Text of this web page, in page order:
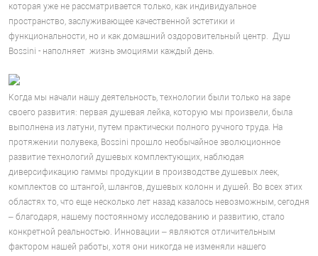
которая уже не рассматривается только, как индивидуальное
пространство, заслуживающее качественной эстетики и
функциональности, но и как домашний оздоровительный центр. Душ
Bossini - наполняет жизнь эмоциями каждый день.
Когда мы начали нашу деятельность, технологии были только на заре
своего развития: первая душевая лейка, которую мы произвели, была
выполнена из латуни, путем практически полного ручного труда. На
протяжении полувека, Bossini прошло необычайное эволюционное
развитие технологий душевых комплектующих, наблюдая
диверсификацию гаммы продукции в производстве душевых леек,
комплектов со штангой, шлангов, душевых колонн и душей. Во всех этих
областях то, что еще несколько лет назад казалось невозможным, сегодня
– благодаря, нашему постоянному исследованию и развитию, стало
конкретной реальностью. Инновации – являются отличительным
фактором нашей работы, хотя они никогда не изменяли нашего